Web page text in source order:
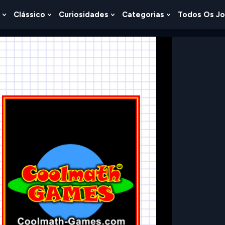
Show
For
Lógica
Clássico Show
For
Clássico
Curiosidades Show
For
Curiosidades
Categorias Show
For
Todos Os